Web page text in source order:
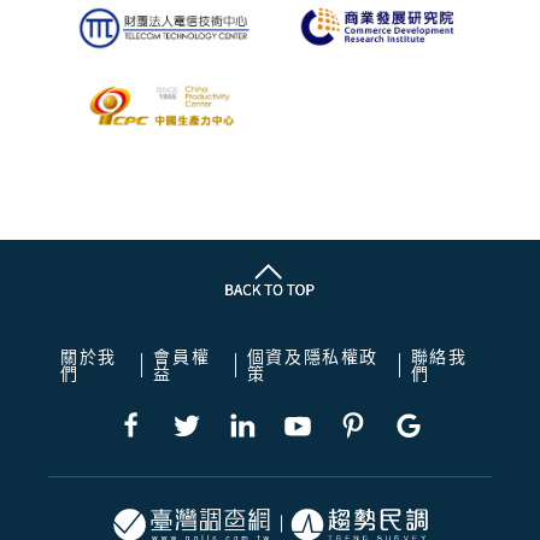
關於我
們
會員權
益
個資及隱私權政
策
聯絡我
們